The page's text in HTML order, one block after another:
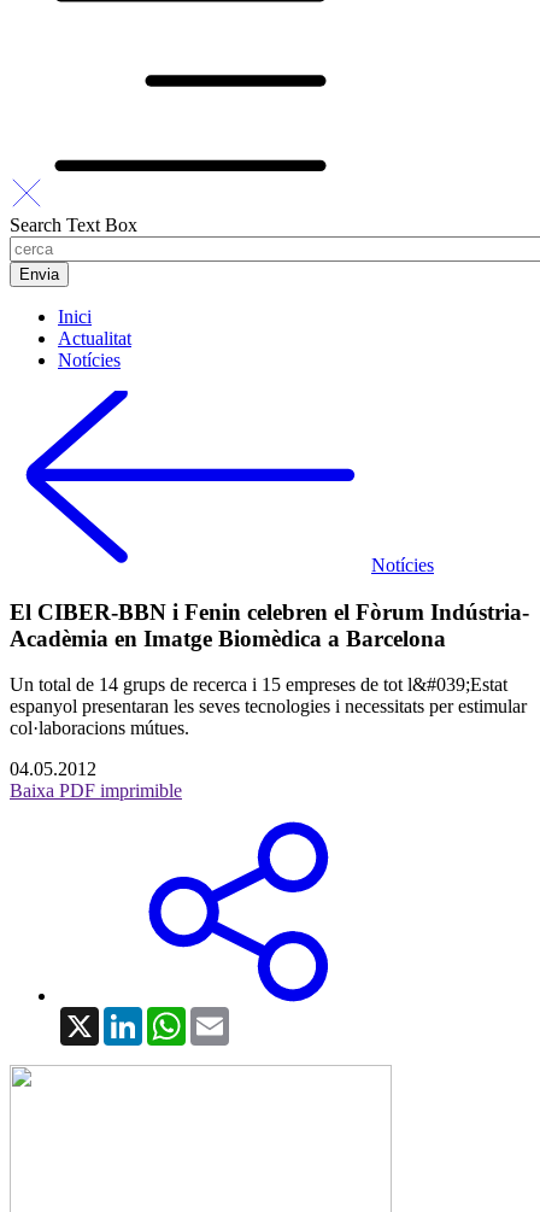
Search Text Box
Inici
Actualitat
Notícies
Notícies
El CIBER-BBN i Fenin celebren el Fòrum Indústria-
Acadèmia en Imatge Biomèdica a Barcelona
Un total de 14 grups de recerca i 15 empreses de tot l&#039;Estat
espanyol presentaran les seves tecnologies i necessitats per estimular
col·laboracions mútues.
04.05.2012
Baixa PDF imprimible
X LinkedInWhatsApp